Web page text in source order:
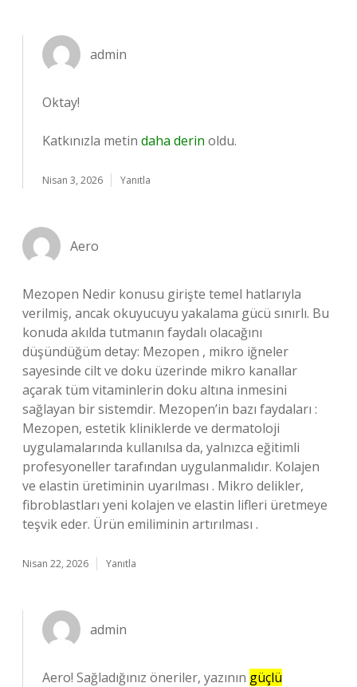
admin
Oktay!
Katkınızla metin daha derin oldu.
Nisan 3, 2026 Yanıtla
Aero
Mezopen Nedir konusu girişte temel hatlarıyla
verilmiş, ancak okuyucuyu yakalama gücü sınırlı. Bu
konuda akılda tutmanın faydalı olacağını
düşündüğüm detay: Mezopen , mikro iğneler
sayesinde cilt ve doku üzerinde mikro kanallar
açarak tüm vitaminlerin doku altına inmesini
sağlayan bir sistemdir. Mezopen’in bazı faydaları :
Mezopen, estetik kliniklerde ve dermatoloji
uygulamalarında kullanılsa da, yalnızca eğitimli
profesyoneller tarafından uygulanmalıdır. Kolajen
ve elastin üretiminin uyarılması . Mikro delikler,
fibroblastları yeni kolajen ve elastin lifleri üretmeye
teşvik eder. Ürün emiliminin artırılması .
Nisan 22, 2026 Yanıtla
admin
Aero! Sağladığınız öneriler, yazının güçlü